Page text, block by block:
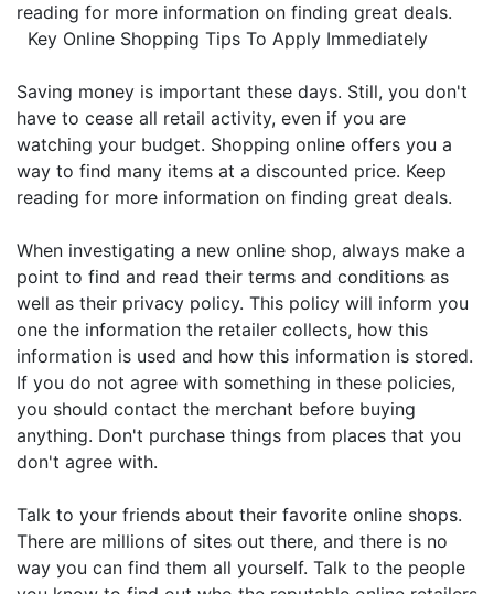
reading for more information on finding great deals.
Key Online Shopping Tips To Apply Immediately
Saving money is important these days. Still, you don't
have to cease all retail activity, even if you are
watching your budget. Shopping online offers you a
way to find many items at a discounted price. Keep
reading for more information on finding great deals.
When investigating a new online shop, always make a
point to find and read their terms and conditions as
well as their privacy policy. This policy will inform you
one the information the retailer collects, how this
information is used and how this information is stored.
If you do not agree with something in these policies,
you should contact the merchant before buying
anything. Don't purchase things from places that you
don't agree with.
Talk to your friends about their favorite online shops.
There are millions of sites out there, and there is no
way you can find them all yourself. Talk to the people